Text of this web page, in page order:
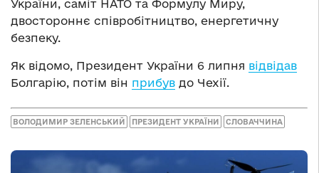
України, саміт НАТО та Формулу Миру,
двостороннє співробітництво, енергетичну
безпеку.
Як відомо, Президент України 6 липня відвідав
Болгарію, потім він прибув до Чехії.
ВОЛОДИМИР ЗЕЛЕНСЬКИЙ ПРЕЗИДЕНТ УКРАЇНИ СЛОВАЧЧИНА